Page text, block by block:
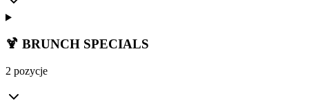
🍹 BRUNCH SPECIALS
2 pozycje